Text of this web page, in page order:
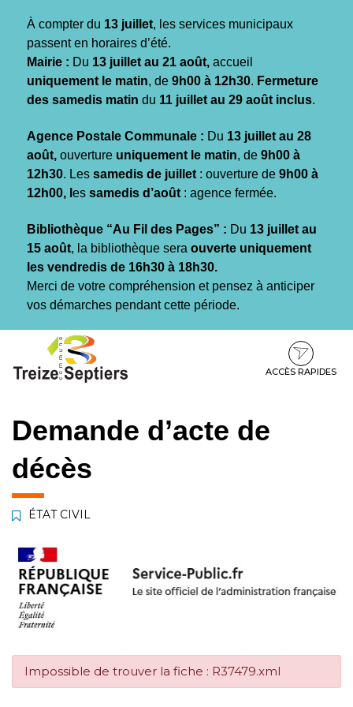
À compter du 13 juillet, les services municipaux
passent en horaires d’été.
Mairie : Du 13 juillet au 21 août, accueil
uniquement le matin, de 9h00 à 12h30. Fermeture
des samedis matin du 11 juillet au 29 août inclus.
Agence Postale Communale : Du 13 juillet au 28
août, ouverture uniquement le matin, de 9h00 à
12h30. Les samedis de juillet : ouverture de 9h00 à
12h00, l es samedis d’août : agence fermée.
Bibliothèque “Au Fil des Pages” : Du 13 juillet au
15 août, la bibliothèque sera ouverte uniquement
les vendredis de 16h30 à 18h30.
Merci de votre compréhension et pensez à anticiper
vos démarches pendant cette période.
contenu
pied
ACCÈS RAPIDES
Demande d’acte de
décès
ÉTAT CIVIL
Impossible de trouver la fiche : R37479.xml